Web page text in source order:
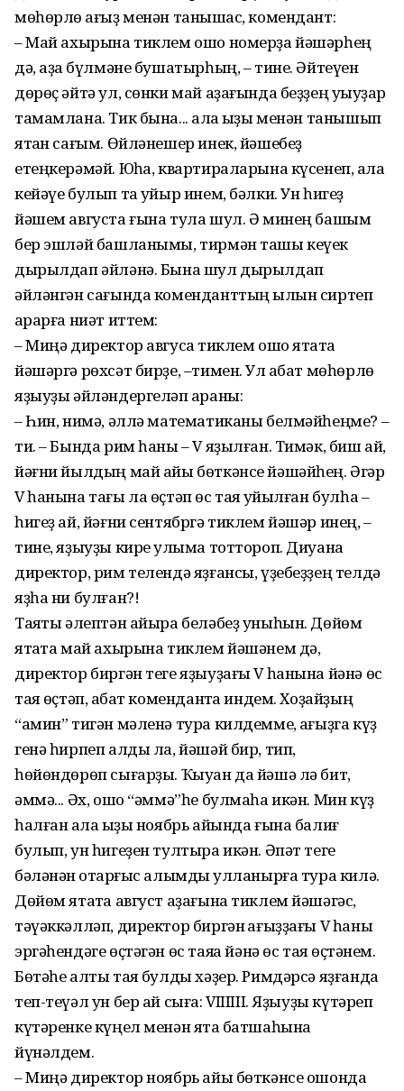
мөһөрлө ҡағыҙ менән танышҡас, комендант:
– Май ахырына тиклем ошо номерҙа йәшәрһең
дә, аҙаҡ бүлмәне бушатырһың, – тине. Әйтеүен
дөрөҫ әйтә ул, сөнки май аҙағында беҙҙең уҡыуҙар
тамамлана. Тик бына... ҡала ҡыҙы менән танышып
ятҡан сағым. Өйләнешер инек, йәшебеҙ
етеңкерәмәй. Юҡһа, квартираларына күсенеп, ҡала
кейәүе булып та ҡуйыр инем, бәлки. Ун һигеҙ
йәшем августа ғына тула шул. Ә минең башым
бер эшләй башланымы, тирмән ташы кеүек
дырылдап әйләнә. Бына шул дырылдап
әйләнгән сағында коменданттың ҡылын сиртеп
ҡарарға ниәт иттем:
– Миңә директор авгусҡа тиклем ошо ятаҡта
йәшәргә рөхсәт бирҙе, –тимен. Ул ҡабат мөһөрлө
яҙыуҙы әйләндергеләп ҡараны:
– Һин, нимә, әллә математиканы белмәйһеңме? –
ти. – Бында рим һаны – V яҙылған. Тимәк, биш ай,
йәғни йылдың май айы бөткәнсе йәшәйһең. Әгәр
V һанына тағы ла өҫтәп өс таяҡ ҡуйылған булһа –
һигеҙ ай, йәғни сентябргә тиклем йәшәр инең, –
тине, яҙыуҙы кире ҡулыма тоттороп. Диуана
директор, рим телендә яҙғансы, үҙебеҙҙең телдә
яҙһа ни булған?!
Таяҡты әлептән айыра беләбеҙ уныһын. Дөйөм
ятаҡта май ахырына тиклем йәшәнем дә,
директор биргән теге яҙыуҙағы V һанына йәнә өс
таяҡ өҫтәп, ҡабат комендантҡа индем. Хоҙайҙың
“амин” тигән мәленә тура килдемме, ҡағыҙга күҙ
генә һирпеп алды ла, йәшәй бир, тип,
һөйөндөрөп сығарҙы. Ҡыуан да йәшә лә бит,
әммә... Әх, ошо “әммә”һе булмаһа икән. Мин күҙ
һалған ҡала ҡыҙы ноябрь айында ғына балиғ
булып, ун һигеҙен тултыра икән. Әпәт теге
бәләнән ҡотҡарғыс алымды ҡулланырға тура килә.
Дөйөм ятаҡта август аҙағына тиклем йәшәгәс,
тәүәккәлләп, директор биргән ҡағыҙҙағы V һаны
эргәһендәге өҫтәгән өс таяҡҡа йәнә өс таяҡ өҫтәнем.
Бөтәһе алты таяҡ булды хәҙер. Римдәрсә яҙғанда
теп-теүәл ун бер ай сыға: VIIIIII. Яҙыуҙы күтәреп
күтәренке күңел менән ятаҡ батшаһына
йүнәлдем.
– Миңә директор ноябрь айы бөткәнсе ошонда